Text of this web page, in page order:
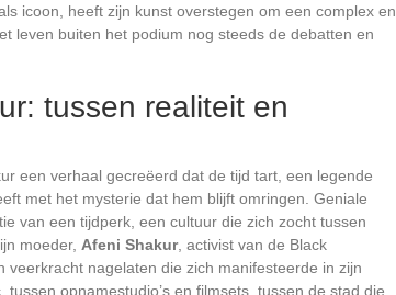
icoon, heeft zijn kunst overstegen om een complex en
leven buiten het podium nog steeds de debatten en
tussen realiteit en
een verhaal gecreëerd dat de tijd tart, een legende
met het mysterie dat hem blijft omringen. Geniale
van een tijdperk, een cultuur die zich zocht tussen
moeder, Afeni Shakur, activist van de Black
nagelaten die zich manifesteerde in zijn
opnamestudio’s en filmsets, tussen de stad die